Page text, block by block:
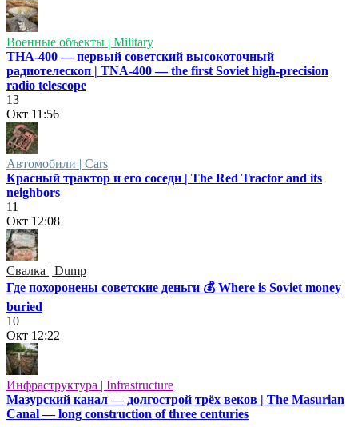
Военные объекты | Military
ТНА-400 — первый советский высокоточный
радиотелескоп | TNA-400 — the first Soviet high-precision
radio telescope
13
Окт 11:56
Автомобили | Cars
Красный трактор и его соседи | The Red Tractor and its
neighbors
11
Окт 12:08
Свалка | Dump
Где похоронены советские деньги 💰 Where is Soviet money
buried
10
Окт 12:22
Инфраструктура | Infrastructure
Мазурский канал — долгострой трёх веков | The Masurian
Canal — long construction of three centuries